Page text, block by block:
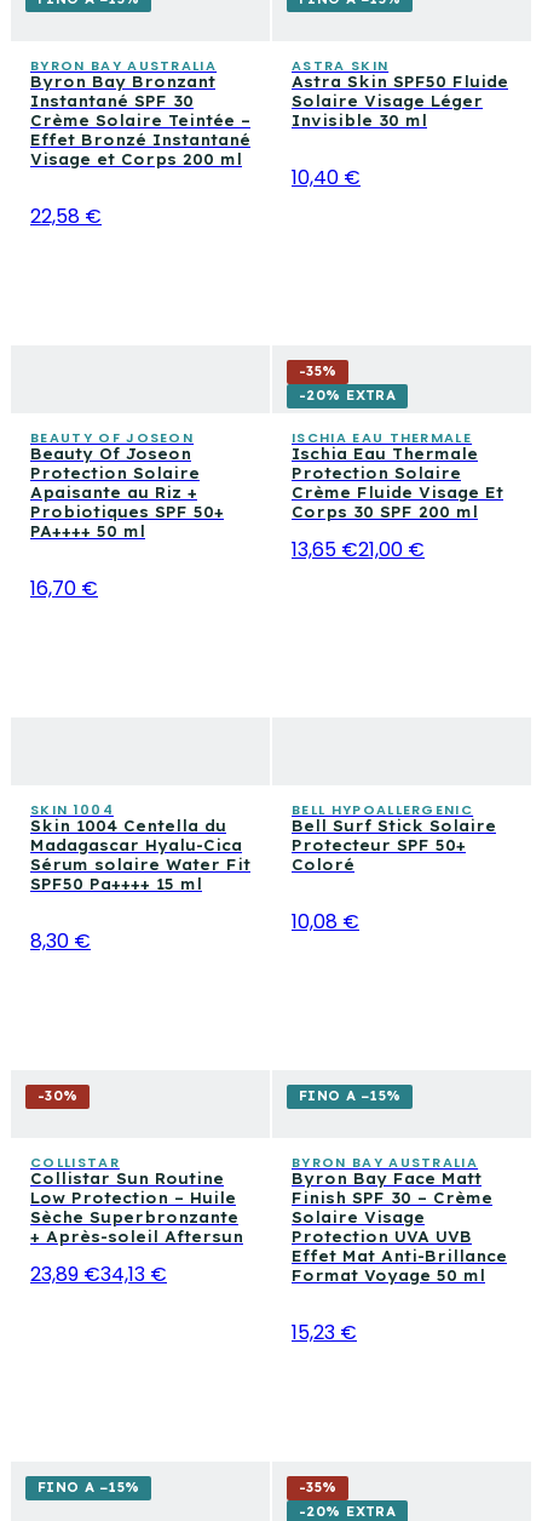
avec lait d'aloe complète le rituel de ceux qui veulent
garder la peau douce et la couleur éclatante après
chaque exposition.
aux pieds.
BYRON BAY AUSTRALIA
Byron Bay Bronzant
Instantané SPF 30
Crème Solaire Teintée –
Effet Bronzé Instantané
Visage et Corps 200 ml
22,58 €
ASTRA SKIN
Astra Skin SPF50 Fluide
Solaire Visage Léger
Invisible 30 ml
10,40 €
BEAUTY OF JOSEON
Beauty Of Joseon
Protection Solaire
Apaisante au Riz +
Probiotiques SPF 50+
PA++++ 50 ml
16,70 €
-35%
-20% EXTRA
ISCHIA EAU THERMALE
Ischia Eau Thermale
Protection Solaire
Crème Fluide Visage Et
Corps 30 SPF 200 ml
13,65 €21,00 €
SKIN 1004
Skin 1004 Centella du
Madagascar Hyalu-Cica
Sérum solaire Water Fit
SPF50 Pa++++ 15 ml
8,30 €
BELL HYPOALLERGENIC
Bell Surf Stick Solaire
Protecteur SPF 50+
Coloré
10,08 €
-30%
COLLISTAR
Collistar Sun Routine
Low Protection – Huile
Sèche Superbronzante
+ Après-soleil Aftersun
23,89 €34,13 €
FINO A −15%
BYRON BAY AUSTRALIA
Byron Bay Face Matt
Finish SPF 30 – Crème
Solaire Visage
Protection UVA UVB
Effet Mat Anti-Brillance
Format Voyage 50 ml
15,23 €
FINO A −15% -35%
-20% EXTRA